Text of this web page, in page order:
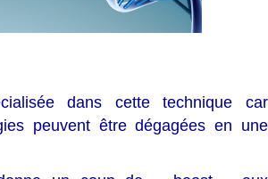
dans cette technique car
peuvent être dégagées en une